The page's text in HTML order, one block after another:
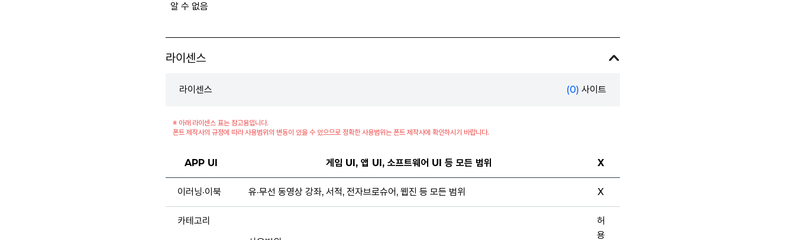
알 수 없음
라이센스
라이센스 (0) 사이트
※ 아래 라이센스 표는 참고용입니다.
폰트 제작사의 규정에 따라 사용범위의 변동이 있을 수 있으므로 정확한 사용범위는 폰트 제작사에 확인하시기 바랍니다.
APP UI 게임 UI, 앱 UI, 소프트웨어 UI 등 모든 범위 X
이러닝·이북 유·무선 동영상 강좌, 서적, 전자브로슈어, 웹진 등 모든 범위 X
카테고리
허
용